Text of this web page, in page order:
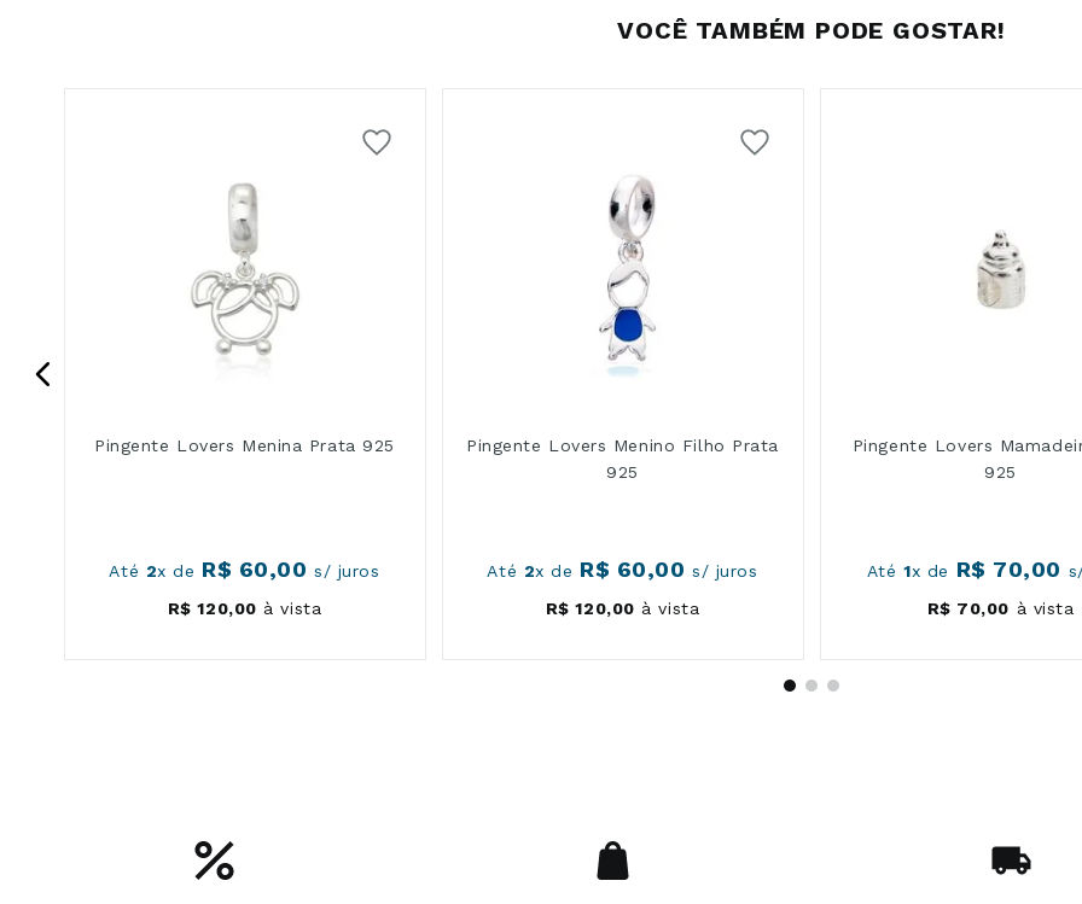
VOCÊ TAMBÉM PODE GOSTAR!
Pingente Lovers Menina Prata 925
Até 2x de R$ 60,00 s/ juros
R$ 120,00 à vista
Pingente Lovers Menino Filho Prata
925
Até 2x de R$ 60,00 s/ juros
R$ 120,00 à vista
Pingente Lovers
925
Até1x de R$ 70,00
R$ 70,00 à vista